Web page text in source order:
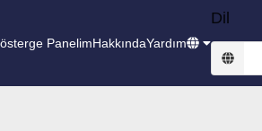
PanelimHakkındaYardım
Dil